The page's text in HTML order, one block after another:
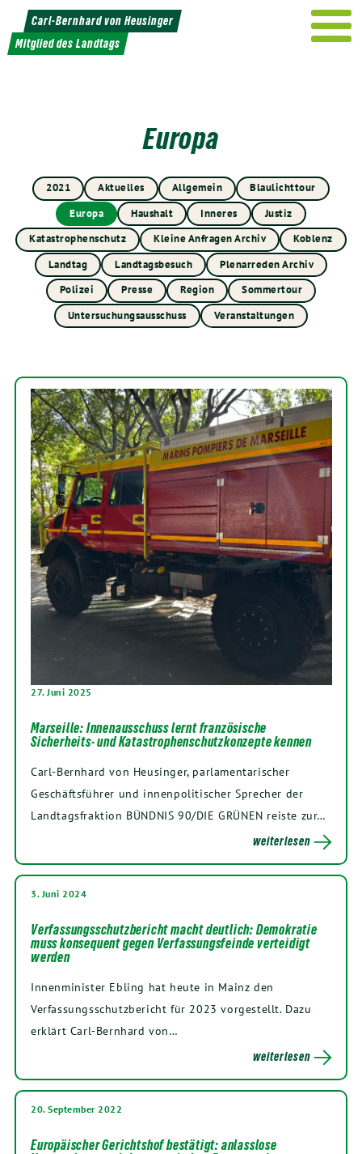
Weiter
zum
Inhalt
Carl-Bernhard von Heusinger
Mitglied des Landtags
Europa
2021 Aktuelles Allgemein
Blaulichttour
Europa
Haushalt Inneres
Justiz
Katastrophenschutz
Kleine Anfragen Archiv
Koblenz
Landtag
Landtagsbesuch
Plenarreden Archiv
Polizei
Presse Region
Sommertour
Untersuchungsausschuss
Veranstaltungen
27. Juni 2025
Marseille: Innenausschuss lernt französische
Sicherheits- und Katastrophenschutzkonzepte kennen
Carl-Bernhard von Heusinger, parlamentarischer
Geschäftsführer und innenpolitischer Sprecher der
Landtagsfraktion BÜNDNIS 90/DIE GRÜNEN reiste zur…
weiterlesen
3. Juni 2024
Verfassungsschutzbericht macht deutlich: Demokratie
muss konsequent gegen Verfassungsfeinde verteidigt
werden
Innenminister Ebling hat heute in Mainz den
Verfassungsschutzbericht für 2023 vorgestellt. Dazu
erklärt Carl-Bernhard von…
weiterlesen
20. September 2022
Europäischer Gerichtshof bestätigt: anlasslose